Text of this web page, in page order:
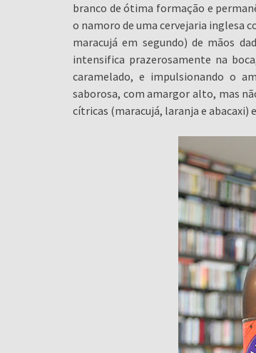
branco de ótima formação e
o namoro de uma cervejaria inglesa
maracujá em segundo) de mãos
intensifica prazerosamente na
caramelado, e impulsionando o
saborosa, com amargor alto, mas
cítricas (maracujá, laranja e abacaxi)